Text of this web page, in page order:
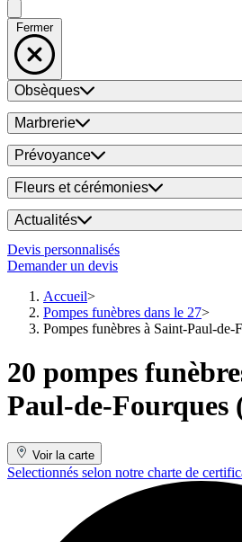
Fermer
Obsèques
Marbrerie
Prévoyance
Fleurs et cérémonies
Actualités
Devis personnalisés
Demander un devis
Accueil
Pompes funèbres dans le 27
Pompes funèbres à Saint-Paul-de-
20 pompes
Paul-de-Fourques
Voir la carte
Selectionnés selon notre charte de